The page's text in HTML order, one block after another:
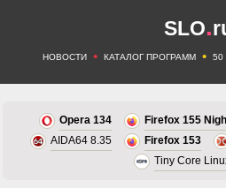
SLO.
НОВОСТИ • КАТАЛОГ ПРОГРАММ •
Opera 134
Firefox 155
AIDA64 8.35
Firefox 153
Tiny Core